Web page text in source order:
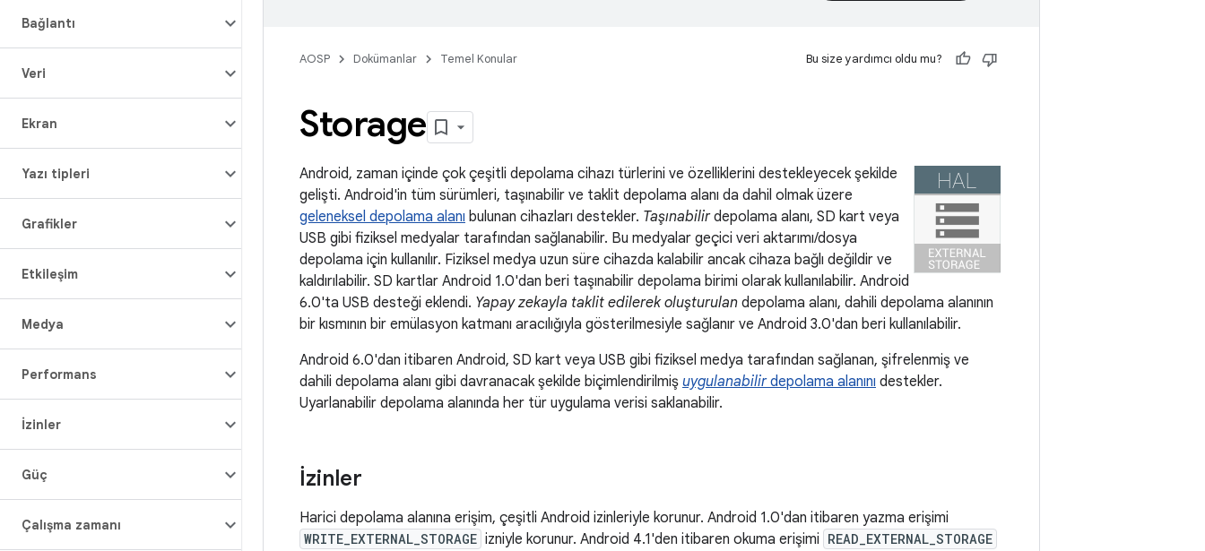
Bağlantı
Veri
Ekran
Yazı tipleri
Grafikler
Etkileşim
Medya
Performans
İzinler
Güç
Çalışma zamanı
AOSP Dokümanlar Temel Konular Bu size yardımcı oldu mu?
Storage
Android, zaman içinde çok çeşitli depolama cihazı türlerini ve özelliklerini destekleyecek şekilde
gelişti. Android'in tüm sürümleri, taşınabilir ve taklit depolama alanı da dahil olmak üzere
geleneksel depolama alanı bulunan cihazları destekler. Taşınabilirdepolama alanı, SD kart veya
USB gibi fiziksel medyalar tarafından sağlanabilir. Bu medyalar geçici veri aktarımı/dosya
depolama için kullanılır. Fiziksel medya uzun süre cihazda kalabilir ancak cihaza bağlı değildir ve
kaldırılabilir. SD kartlar Android 1.0'dan beri taşınabilir depolama birimi olarak kullanılabilir. Android
6.0'ta USB desteği eklendi. Yapay zekayla taklit edilerek oluşturulan depolama alanı, dahili depolama alanının
bir kısmının bir emülasyon katmanı aracılığıyla gösterilmesiyle sağlanır ve Android 3.0'dan beri kullanılabilir.
Android 6.0'dan itibaren Android, SD kart veya USB gibi fiziksel medya tarafından sağlanan, şifrelenmiş ve
dahili depolama alanı gibi davranacak şekilde biçimlendirilmiş uygulanabilirdepolama alanını destekler.
Uyarlanabilir depolama alanında her tür uygulama verisi saklanabilir.
İzinler
Harici depolama alanına erişim, çeşitli Android izinleriyle korunur. Android 1.0'dan itibaren yazma erişimi
WRITE_EXTERNAL_STORAGE izniyle korunur. Android 4.1'den itibaren okuma erişimi READ_EXTERNAL_STORAGE